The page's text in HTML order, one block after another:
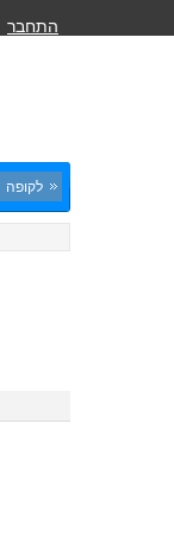
התחבר
לקופה